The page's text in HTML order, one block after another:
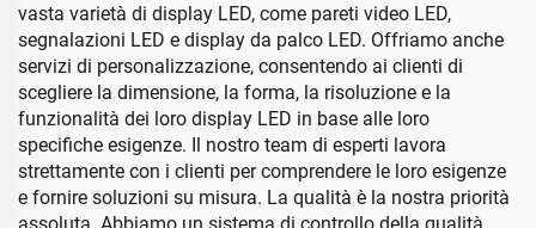
vasta varietà di display LED, come pareti video LED,
segnalazioni LED e display da palco LED. Offriamo anche
servizi di personalizzazione, consentendo ai clienti di
scegliere la dimensione, la forma, la risoluzione e la
funzionalità dei loro display LED in base alle loro
specifiche esigenze. Il nostro team di esperti lavora
strettamente con i clienti per comprendere le loro esigenze
e fornire soluzioni su misura. La qualità è la nostra priorità